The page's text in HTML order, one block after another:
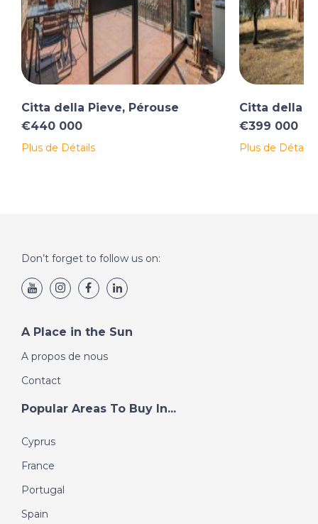
Citta della Pieve, Pérouse
€440 000
Plus de Détails
Citta della
€399 000
Plus de Détails
Don’t forget to follow us on:
A Place in the Sun
A propos de nous
Contact
Popular Areas To Buy In...
Cyprus
France
Portugal
Spain